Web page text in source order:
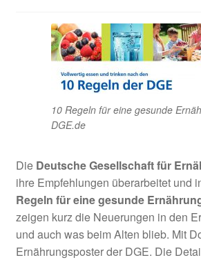
Kontakt
10 Regeln für eine gesunde
DGE.de
Die Deutsche Gesellschaft für
ihre Empfehlungen überarbeitet und
Regeln für eine gesunde
zeigen kurz die Neuerungen in den
und auch was beim Alten blieb. Mit
Ernährungsposter der DGE. Die